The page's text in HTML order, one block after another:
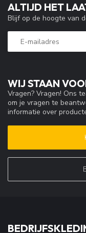
WIJ STAAN
Vragen? Vragen! Ons
om je vragen te
informatie over
ALTIJD HET
Blijf op de hoogte van